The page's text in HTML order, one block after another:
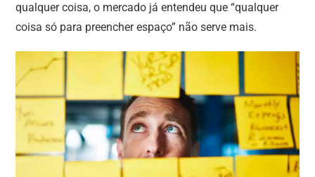
qualquer coisa, o mercado já entendeu que “qualquer
coisa só para preencher espaço” não serve mais.